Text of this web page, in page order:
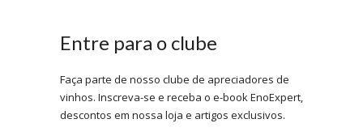
Entre para o clube
Faça parte de nosso clube de apreciadores de
vinhos. Inscreva-se e receba o e-book EnoExpert,
descontos em nossa loja e artigos exclusivos.